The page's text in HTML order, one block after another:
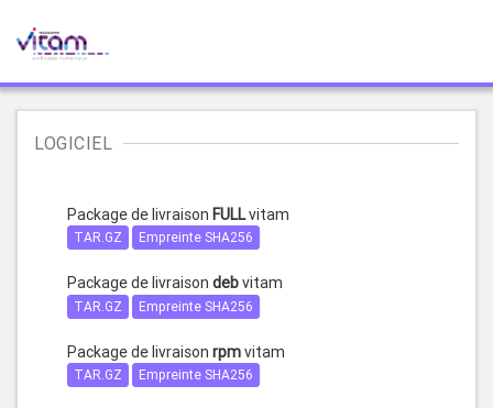
LOGICIEL
Package de livraison FULLvitam
TAR.GZ Empreinte SHA256
Package de livraison debvitam
TAR.GZ Empreinte SHA256
Package de livraison rpmvitam
TAR.GZ Empreinte SHA256